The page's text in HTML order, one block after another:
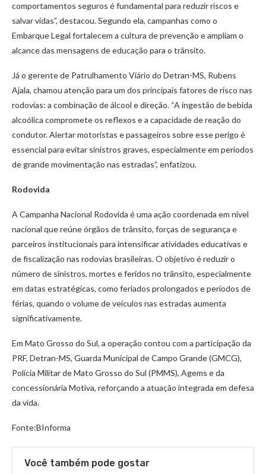
comportamentos seguros é fundamental para reduzir riscos e
salvar vidas”, destacou. Segundo ela, campanhas como o
Embarque Legal fortalecem a cultura de prevenção e ampliam o
alcance das mensagens de educação para o trânsito.
Já o gerente de Patrulhamento Viário do Detran-MS, Rubens
Ajala, chamou atenção para um dos principais fatores de risco nas
rodovias: a combinação de álcool e direção. “A ingestão de bebida
alcoólica compromete os reflexos e a capacidade de reação do
condutor. Alertar motoristas e passageiros sobre esse perigo é
essencial para evitar sinistros graves, especialmente em períodos
de grande movimentação nas estradas”, enfatizou.
Rodovida
A Campanha Nacional Rodovida é uma ação coordenada em nível
nacional que reúne órgãos de trânsito, forças de segurança e
parceiros institucionais para intensificar atividades educativas e
de fiscalização nas rodovias brasileiras. O objetivo é reduzir o
número de sinistros, mortes e feridos no trânsito, especialmente
em datas estratégicas, como feriados prolongados e períodos de
férias, quando o volume de veículos nas estradas aumenta
significativamente.
Em Mato Grosso do Sul, a operação contou com a participação da
PRF, Detran-MS, Guarda Municipal de Campo Grande (GMCG),
Polícia Militar de Mato Grosso do Sul (PMMS), Agems e da
concessionária Motiva, reforçando a atuação integrada em defesa
da vida.
Fonte:BInforma
Você também pode gostar